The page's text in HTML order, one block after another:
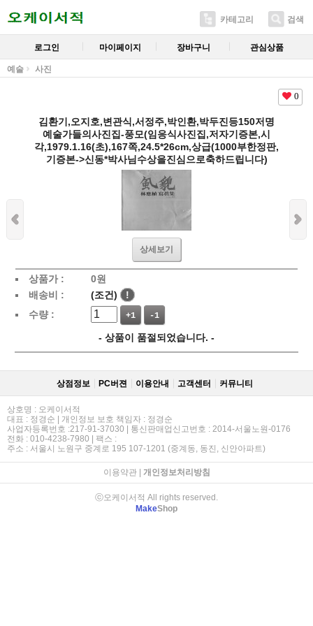
카테고리 검색
로그인 마이페이지 장바구니 관심상품
예술 사진
0
김환기,오지호,변관식,서정주,박인환,박두진등150저명
예술가들의사진집-풍모(임응식사진집,저자기증본,시
각,1979.1.16(초),167쪽,24.5*26cm,상급(1000부한정판,
기증본->신동*박사님수상을진심으로축하드립니다)
상세보기
상품가 : 0원
배송비 :
(조건)
!
수량 :
+1 -1
- 상품이 품절되었습니다. -
상점정보 PC버젼 이용안내 고객센터 커뮤니티
상호명 : 오케이서적
대표 : 정경순 | 개인정보 보호 책임자 : 정경순
사업자등록번호 :217-91-37030 | 통신판매업신고번호 : 2014-서울노원-0176
전화 : 010-4238-7980 | 팩스 :
주소 : 서울시 노원구 중계로 195 107-1201 (중계동, 동진, 신안아파트)
이용약관| 개인정보처리방침
ⓒ오케이서적 All rights reserved.
MakeShop